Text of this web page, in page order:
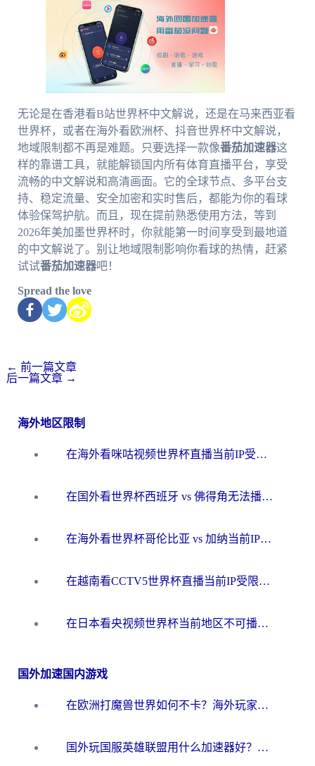
无论是在香港看B站世界杯中文解说，还是在马来西亚看
世界杯，或者在海外看欧洲杯、抖音世界杯中文解说，
地域限制都不再是难题。只要选择一款像番茄加速器这
样的靠谱工具，就能解锁国内所有体育直播平台，享受
流畅的中文解说和高清画面。它的全球节点、多平台支
持、稳定流量、安全加密和实时售后，都能为你的看球
体验保驾护航。而且，现在提前熟悉使用方法，等到
2026年美加墨世界杯时，你就能第一时间享受到最地道
的中文解说了。别让地域限制影响你看球的热情，赶紧
试试番茄加速器吧！
Spread the love
← 前一篇文章
后一篇文章 →
海外地区限制
在海外看咪咕视频世界杯直播当前IP受限制？这篇指南帮你搞定所有体育赛事观看难题
在国外看世界杯西班牙 vs 佛得角无法播放？这篇指南帮你解锁所有中文体育直播
在海外看世界杯哥伦比亚 vs 加纳当前IP受限制？这篇指南帮你流畅看中文解说赛事
在越南看CCTV5世界杯直播当前IP受限制？海外党体育观赛终极指南来了
在日本看央视频世界杯当前地区不可播放？海外党体育观赛终极指南
国外加速国内游戏
在欧洲打魔兽世界如何不卡？海外玩家的国服游戏加速终极攻略
国外玩国服英雄联盟用什么加速器好？海外党亲测有效的国服游戏加速指南